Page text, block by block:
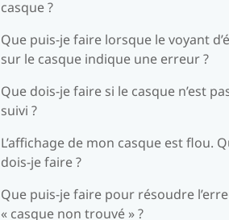
casque ?
Que puis-je faire lorsque le voyant
sur le casque indique une erreur ?
Que dois-je faire si le casque n’est
suivi ?
L’affichage de mon casque est flou.
dois-je faire ?
Que puis-je faire pour résoudre
« casque non trouvé » ?